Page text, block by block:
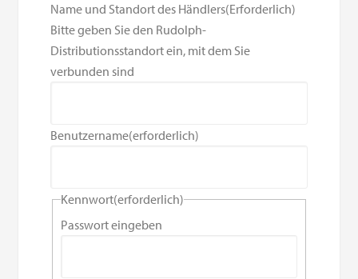
Name und Standort des Händlers(Erforderlich)
Bitte geben Sie den Rudolph-
Distributionsstandort ein, mit dem Sie
verbunden sind
Benutzername(erforderlich)
Kennwort(erforderlich)
Passwort eingeben